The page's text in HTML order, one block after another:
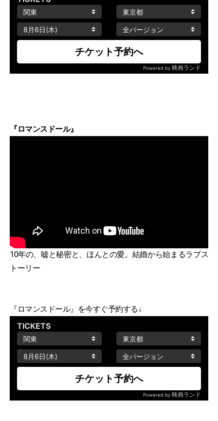
『ロマンスドール』
10年の、嘘と秘密と、ほんとの愛。結婚から始まるラブス
トーリー
『ロマンスドール』を今すぐ予約する↓